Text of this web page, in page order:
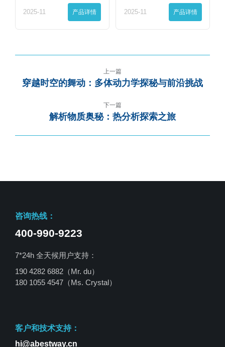
2025-11 产品详情 2025-11 产品详情
上一篇
穿越时空的舞动：多体动力学探秘与前沿挑战
下一篇
解析物质奥秘：热分析探索之旅
咨询热线：
400-990-9223
7*24h 全天候用户支持：
190 4282 6882（Mr. du）
180 1055 4547 （Ms. Crystal）
客户和技术支持：
hi@abestway.cn